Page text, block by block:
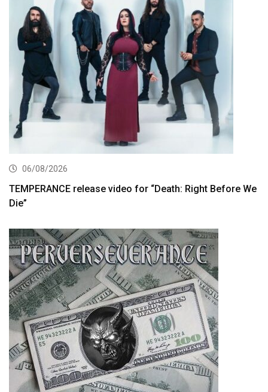
06/08/2026
TEMPERANCE release video for “Death: Right Before We
Die”